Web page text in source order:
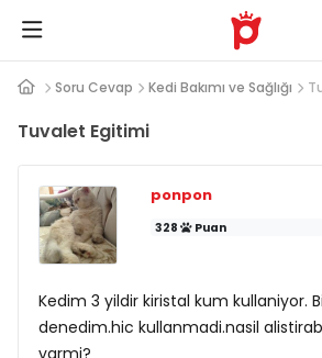
Soru Cevap Kedi Bakımı ve Sağlığı
Tuvalet Egitimi
ponpon
328 Puan
Kedim 3 yildir kiristal kum kullaniyor.
denedim.hic kullanmadi.nasil
varmi?